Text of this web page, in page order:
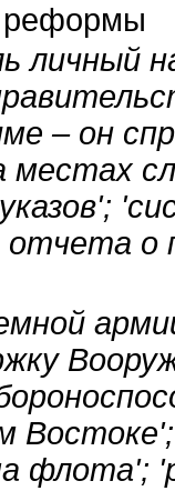
реформы
личный
– он
местах
о
флота';